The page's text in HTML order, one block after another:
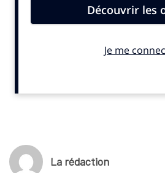
La rédaction